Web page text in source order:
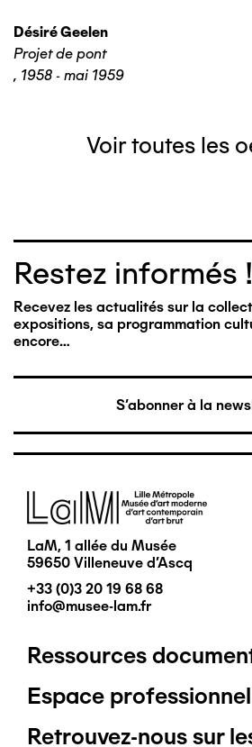
Désiré Geelen
Projet de pont
, 1958 - mai 1959
Voir toutes les
Restez informés !
Recevez les actualités sur la
expositions, sa programmation
encore…
S'abonner à la
Image
LaM, 1 allée du Musée
59650 Villeneuve d'Ascq
+33 (0)3 20 19 68 68
info@musee-lam.fr
Pied
de
Ressources
Espace professionnel
Retrouvez-nous sur